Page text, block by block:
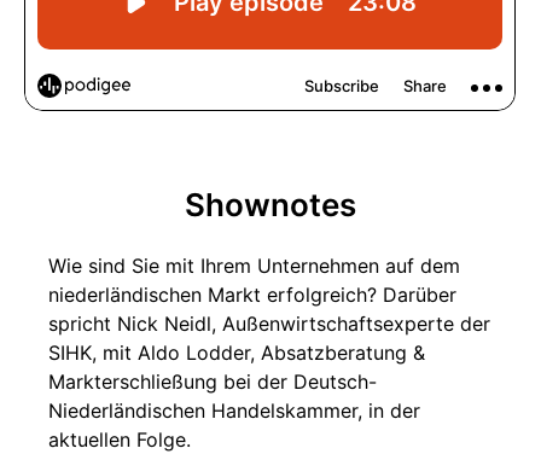
Shownotes
Wie sind Sie mit Ihrem Unternehmen auf dem
niederländischen Markt erfolgreich? Darüber
spricht Nick Neidl, Außenwirtschaftsexperte der
SIHK, mit Aldo Lodder, Absatzberatung &
Markterschließung bei der Deutsch-
Niederländischen Handelskammer, in der
aktuellen Folge.